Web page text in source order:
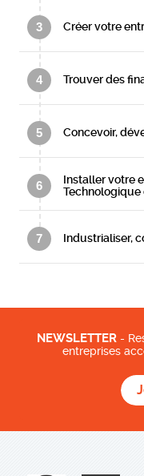
3 Créer votre
4 Trouver des
5 Concevoir,
6
Installer votre
Technologique
7 Industrialiser,
NEWSLETTER -
entreprises